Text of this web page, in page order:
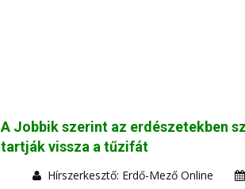
A Jobbik szerint az erdészetekben
tartják vissza a tűzifát
Hírszerkesztő: Erdő-Mező Online